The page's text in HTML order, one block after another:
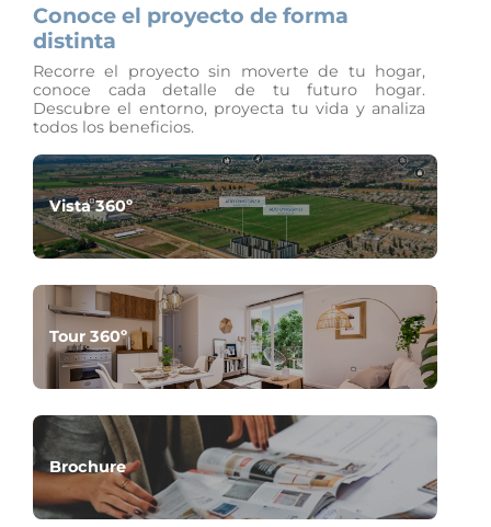
Conoce el proyecto de forma
distinta
Recorre el proyecto sin moverte de tu hogar,
conoce cada detalle de tu futuro hogar.
Descubre el entorno, proyecta tu vida y analiza
todos los beneficios.
Vista 360º
Tour 360º
Brochure